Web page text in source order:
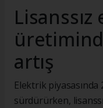
artış
Elektrik piyasasında
sürdürürken,